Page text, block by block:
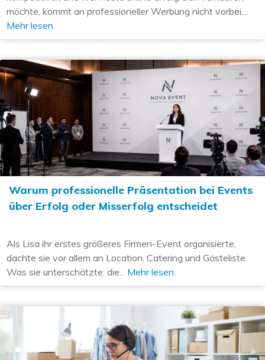
möchte, kommt an professioneller Werbung nicht vorbei....
Mehr lesen.
Warum professionelle Präsentation bei Events
über Erfolg oder Misserfolg entscheidet
Als Lisa ihr erstes größeres Firmen-Event organisierte,
dachte sie vor allem an Location, Catering und Gästeliste.
Was sie unterschätzte: die... Mehr lesen.